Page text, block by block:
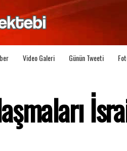
Video Galeri Günün Tweeti